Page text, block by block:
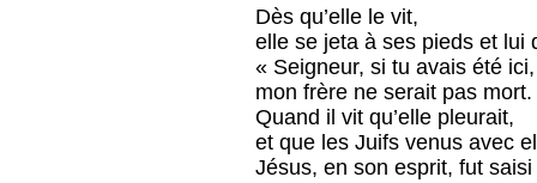
Dès qu’elle le vit,
elle se jeta à ses pieds et lui
« Seigneur, si tu avais été ici,
mon frère ne serait pas mort.
Quand il vit qu’elle pleurait,
et que les Juifs venus avec
Jésus, en son esprit, fut